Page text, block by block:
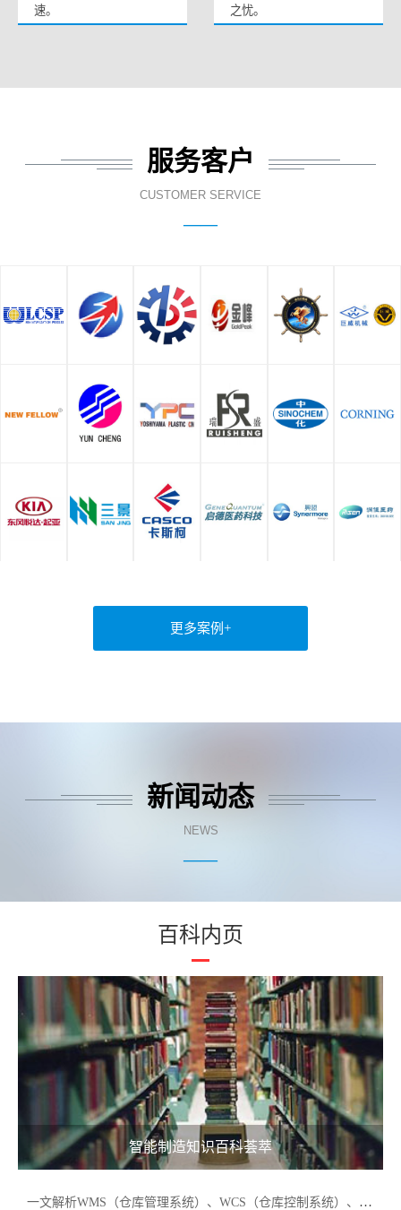
速。 之忧。
服务客户
CUSTOMER SERVICE
——
更多案例+
新闻动态
NEWS
——
百科内页
智能制造知识百科荟萃
一文解析WMS（仓库管理系统）、WCS（仓库控制系统）、WES（仓库